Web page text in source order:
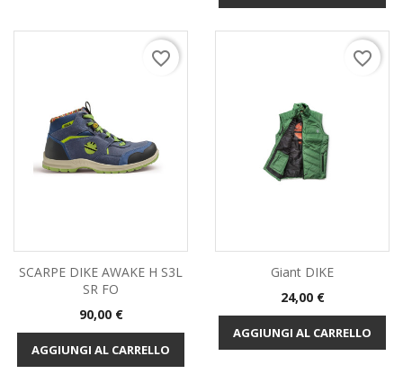
SCARPE DIKE AWAKE H S3L
SR FO
Prezzo
90,00 €
AGGIUNGI AL CARRELLO
favorite_border
Giant DIKE
Prezzo
24,00 €
AGGIUNGI AL CARRELLO
favorite_border